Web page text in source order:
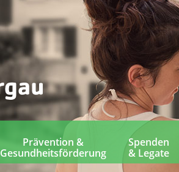
Prävention &
Gesundheitsförderung
Spenden
& Legate